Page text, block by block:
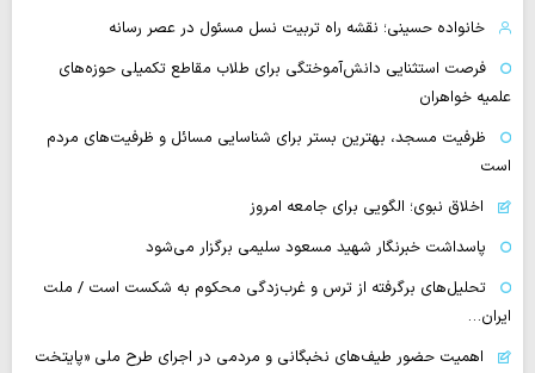
خانواده حسینی؛ نقشه راه تربیت نسل مسئول در عصر رسانه
فرصت استثنایی دانش‌آموختگی برای طلاب مقاطع تکمیلی حوزه‌های
علمیه خواهران
ظرفیت مسجد، بهترین بستر برای شناسایی مسائل و ظرفیت‌های مردم
است
اخلاق نبوی؛ الگویی برای جامعه امروز
پاسداشت خبرنگار شهید مسعود سلیمی برگزار می‌شود
تحلیل‌های برگرفته از ترس و غرب‌زدگی محکوم به شکست است / ملت
ایران…
اهمیت حضور طیف‌های نخبگانی و مردمی در اجرای طرح ملی «پایتخت